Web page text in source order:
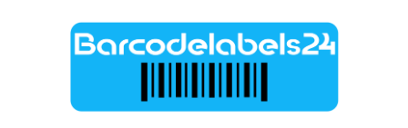
Zum Hauptinhalt springen